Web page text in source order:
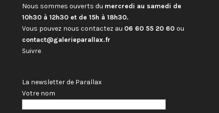
Nous sommes ouverts du mercredi au samedi de
10h30 à 12h30 et de 15h à 18h30.
Vous pouvez nous contactez au 06 60 55 20 60 ou
contact@galerieparallax.fr
Suivre
La newsletter de Parallax
Votre nom